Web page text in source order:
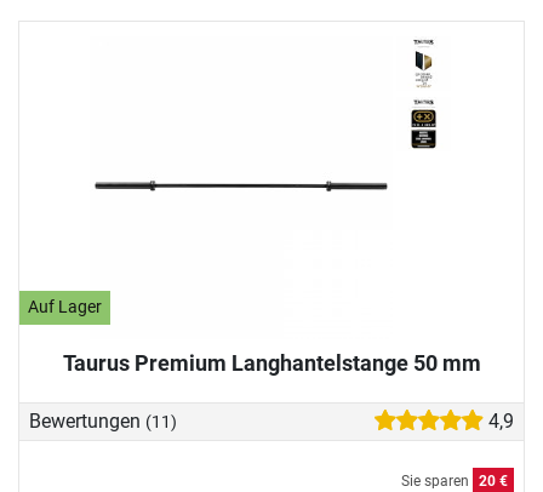
Auf Lager
Taurus Premium Langhantelstange 50 mm
Bewertungen (11) 4,9
Sie sparen 20 €